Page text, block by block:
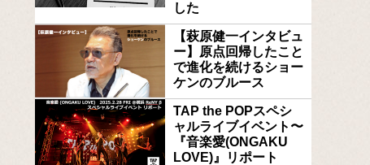
した
【萩原健一インタビュ
ー】原点回帰したこと
で進化を続けるショー
ケンのブルース
TAP the POPスペシ
ャルライブイベント〜
『音楽愛(ONGAKU
LOVE)』リポート